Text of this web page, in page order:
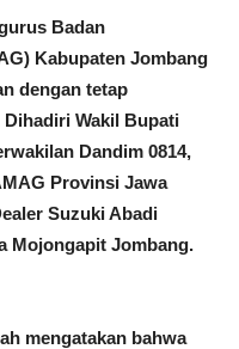
Badan
Kabupaten Jombang
dengan tetap
Wakil Bupati
Dandim 0814,
Provinsi Jawa
Suzuki Abadi
Mojongapit Jombang.
mengatakan bahwa